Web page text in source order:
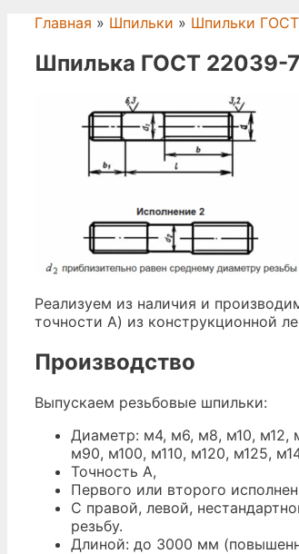
Главная » Шпильки » Шпильки
Шпилька ГОСТ 22039-
Реализуем из наличия и
точности А) из конструкционной
Производство
Выпускаем резьбовые шпильки:
Диаметр: м4, м6, м8, м10,
м90, м100, м110, м120, м125,
Точность A,
Первого или второго
С правой, левой,
резьбу.
Длиной: до 3000 мм